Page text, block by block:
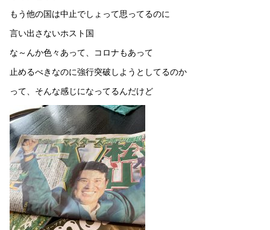
もう他の国は中止でしょって思ってるのに
言い出さないホスト国
な～んか色々あって、コロナもあって
止めるべきなのに強行突破しようとしてるのか
って、そんな感じになってるんだけど